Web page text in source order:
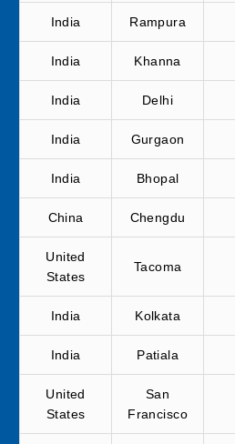
India Rampura
India Khanna
India Delhi
India Gurgaon
India Bhopal
China Chengdu
United
States
Tacoma
India Kolkata
India Patiala
United
States
San
Francisco